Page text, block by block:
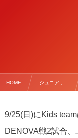
HOME ジュニア , …
9/25(日)にKids
DENOVA戦2試合